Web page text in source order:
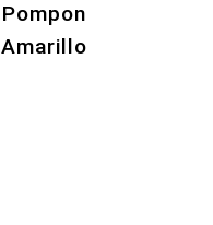
Pompon
Amarillo